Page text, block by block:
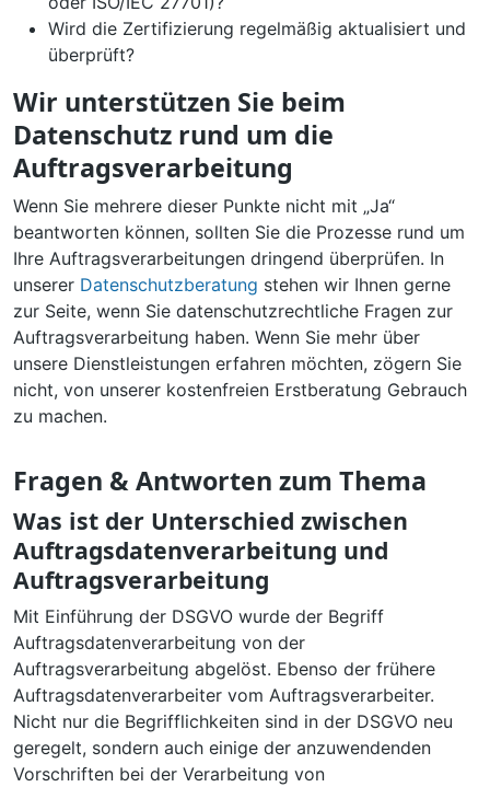
Wird die Zertifizierung regelmäßig aktualisiert und
überprüft?
Wir unterstützen Sie beim
Datenschutz rund um die
Auftragsverarbeitung
Wenn Sie mehrere dieser Punkte nicht mit „Ja“
beantworten können, sollten Sie die Prozesse rund um
Ihre Auftragsverarbeitungen dringend überprüfen. In
unserer Datenschutzberatung stehen wir Ihnen gerne
zur Seite, wenn Sie datenschutzrechtliche Fragen zur
Auftragsverarbeitung haben. Wenn Sie mehr über
unsere Dienstleistungen erfahren möchten, zögern Sie
nicht, von unserer kostenfreien Erstberatung Gebrauch
zu machen.
Fragen & Antworten zum Thema
Was ist der Unterschied zwischen
Auftragsdatenverarbeitung und
Auftragsverarbeitung
Mit Einführung der DSGVO wurde der Begriff
Auftragsdatenverarbeitung von der
Auftragsverarbeitung abgelöst. Ebenso der frühere
Auftragsdatenverarbeiter vom Auftragsverarbeiter.
Nicht nur die Begrifflichkeiten sind in der DSGVO neu
geregelt, sondern auch einige der anzuwendenden
Vorschriften bei der Verarbeitung von